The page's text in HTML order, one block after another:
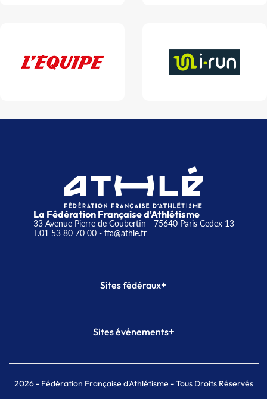
La Fédération Française d'Athlétisme
33 Avenue Pierre de Coubertin - 75640 Paris Cedex 13
T.01 53 80 70 00- ffa@athle.fr
Sites fédéraux+
Plateforme Formation
Sites événements+
Meeting de Paris indoor
MAIF Ekiden de Paris
2026- Fédération Française d'Athlétisme - Tous Droits Réservés